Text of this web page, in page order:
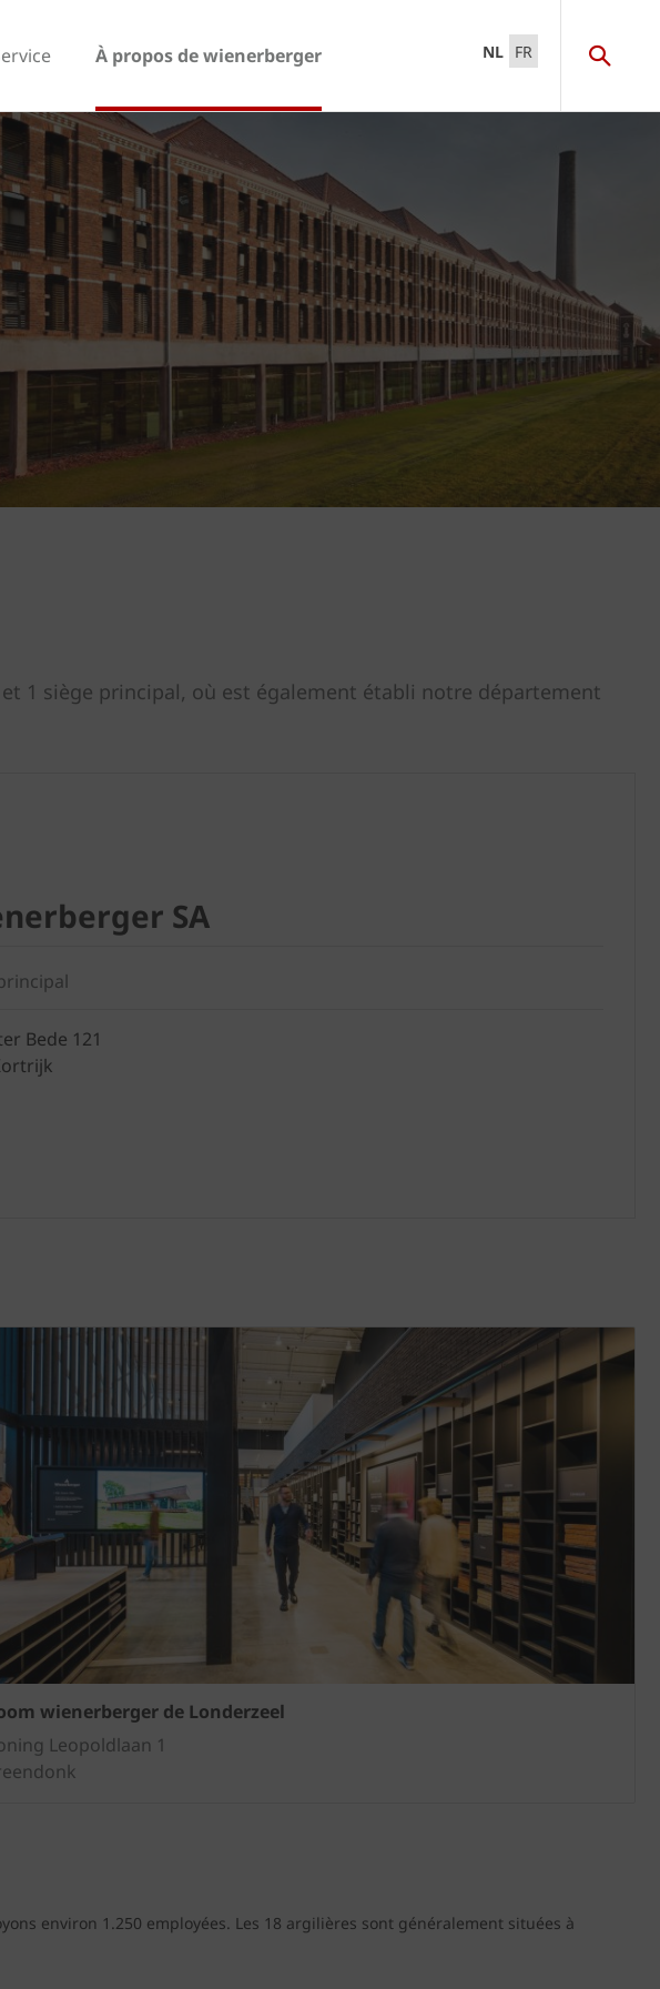
À propos de wienerberger NL FR
1 siège principal, où est également établi notre département
SA
Bede 121
wienerberger de Londerzeel
Leopoldlaan 1
environ 1.250 employées. Les 18 argilières sont généralement situées à